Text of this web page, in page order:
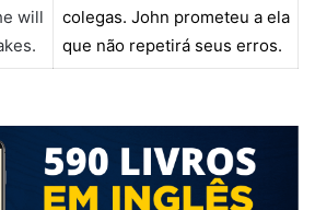
will
colegas. John prometeu a ela
que não repetirá seus erros.